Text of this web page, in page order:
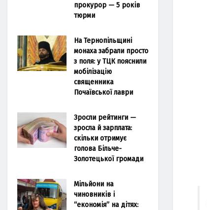
прокурор — 5 років
тюрми
На Тернопільщині
монаха забрали просто
з поля: у ТЦК пояснили
мобілізацію
священника
Почаївської лаври
Зросли рейтинги —
зросла й зарплата:
скільки отримує
голова Більче-
Золотецької громади
Мільйони на
чиновників і
“економія” на дітях: